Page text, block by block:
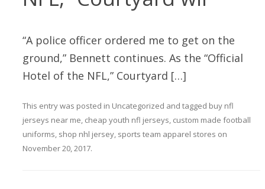
“A police officer ordered me to get on the
ground,” Bennett continues. As the “Official
Hotel of the NFL,” Courtyard […]
This entry was posted in Uncategorized and tagged buy nfl
jerseys near me, cheap youth nfl jerseys, custom made football
uniforms, shop nhl jersey, sports team apparel stores on
November 20, 2017.